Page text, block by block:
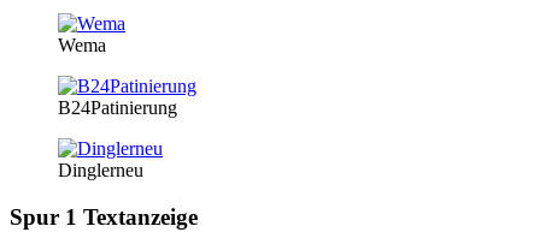
Wema
B24Patinierung
Dinglerneu
Spur 1 Textanzeige